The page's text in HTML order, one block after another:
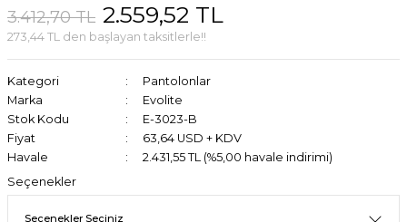
3.412,70 TL 2.559,52 TL
273,44 TL den başlayan taksitlerle!!
Kategori
Pantolonlar
Marka
Evolite
Stok Kodu
E-3023-B
Fiyat
63,64 USD + KDV
Havale
2.431,55 TL (%5,00 havale indirimi)
Seçenekler